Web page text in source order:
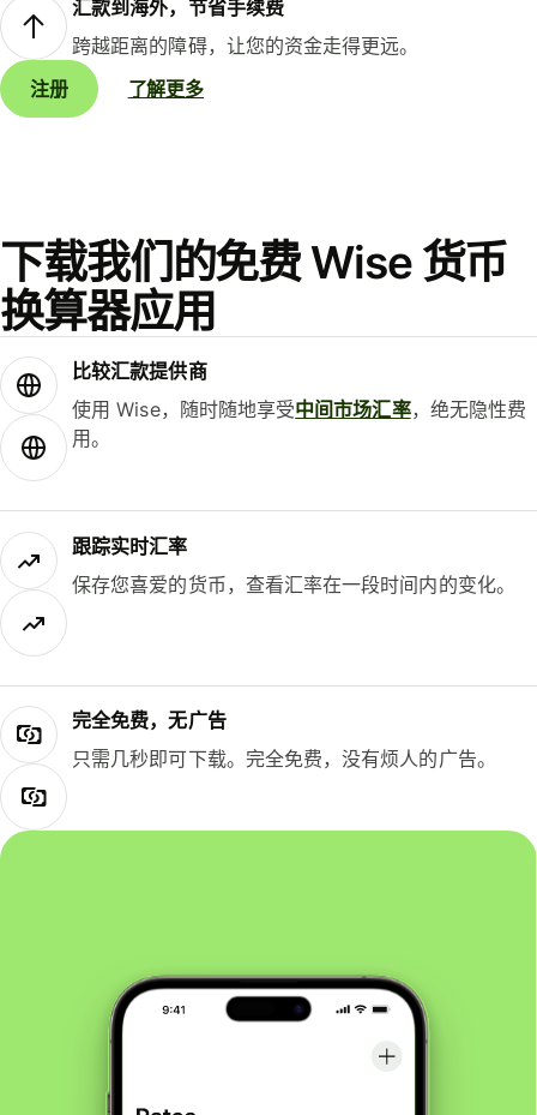
汇款到海外，节省手续费
跨越距离的障碍，让您的资金走得更远。
注册
了解更多
下载我们的免费 Wise 货币
换算器应用
比较汇款提供商
使用 Wise，随时随地享受中间市场汇率，绝无隐性费
用。
跟踪实时汇率
保存您喜爱的货币，查看汇率在一段时间内的变化。
完全免费，无广告
只需几秒即可下载。完全免费，没有烦人的广告。